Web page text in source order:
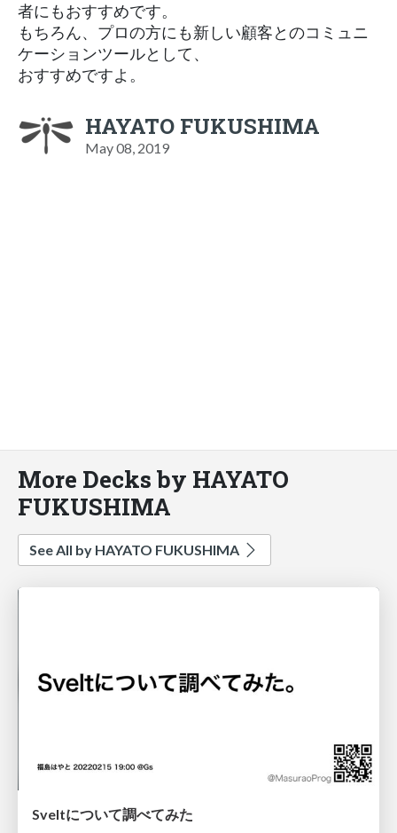
者にもおすすめです。
もちろん、プロの方にも新しい顧客とのコミュニ
ケーションツールとして、
おすすめですよ。
HAYATO FUKUSHIMA
May 08, 2019
More Decks by HAYATO
FUKUSHIMA
See All by HAYATO FUKUSHIMA
Sveltについて調べてみた